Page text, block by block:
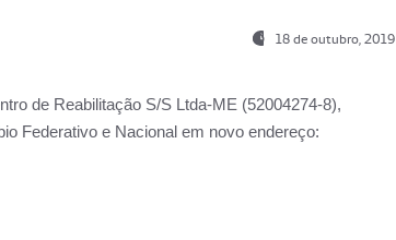
18 de outubro, 2019
de Reabilitação S/S Ltda-ME (52004274-8),
Federativo e Nacional em novo endereço: